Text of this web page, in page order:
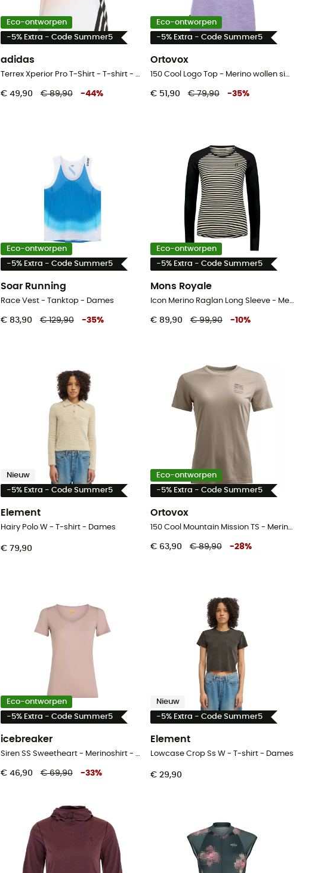
Eco-ontworpen
-5% Extra - Code Summer5
adidas
Terrex Xperior Pro T-Shirt - T-shirt - Dames
€ 49,90 € 89,90 -44%
Eco-ontworpen
-5% Extra - Code Summer5
Ortovox
150 Cool Logo Top - Merino wollen singlet - Dames
€ 51,90 € 79,90 -35%
Eco-ontworpen
-5% Extra - Code Summer5
Soar Running
Race Vest - Tanktop - Dames
€ 83,90 € 129,90 -35%
Eco-ontworpen
-5% Extra - Code Summer5
Mons Royale
Icon Merino Raglan Long Sleeve - Merinoshirt - Dames
€ 89,90 € 99,90 -10%
Nieuw
-5% Extra - Code Summer5
Element
Hairy Polo W - T-shirt - Dames
€ 79,90
Eco-ontworpen
-5% Extra - Code Summer5
Ortovox
150 Cool Mountain Mission TS - Merinoshirt - Dames
€ 63,90 € 89,90 -28%
Eco-ontworpen
-5% Extra - Code Summer5
icebreaker
Siren SS Sweetheart - Merinoshirt - Dames
€ 46,90 € 69,90 -33%
Nieuw
-5% Extra - Code Summer5
Element
Lowcase Crop Ss W - T-shirt - Dames
€ 29,90